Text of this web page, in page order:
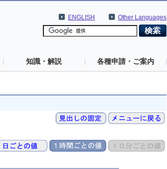
Other Languages
ENGLISH
知識・解説 各種申請・ご案内